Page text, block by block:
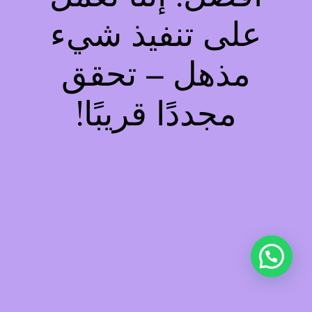
على تنفيذ شيء
مذهل – تحقق
مجددًا قريبًا!